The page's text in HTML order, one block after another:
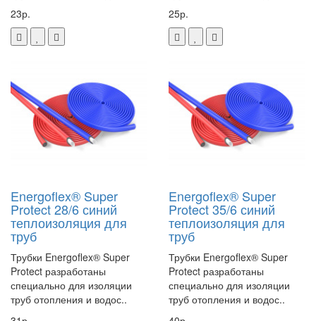
23р.
25р.
Energoflex® Super
Protect 28/6 синий
теплоизоляция для
труб
Трубки Energoflex® Super
Protect разработаны
специально для изоляции
труб отопления и водос..
Energoflex® Super
Protect 35/6 синий
теплоизоляция для
труб
Трубки Energoflex® Super
Protect разработаны
специально для изоляции
труб отопления и водос..